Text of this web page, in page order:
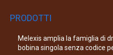
PRODOTTI
Melexis amplia la famiglia di
bobina singola senza codice